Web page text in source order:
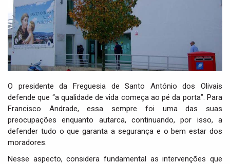
O presidente da Freguesia de Santo António dos Olivais
defende que “a qualidade de vida começa ao pé da porta”. Para
Francisco Andrade, essa sempre foi uma das suas
preocupações enquanto autarca, continuando, por isso, a
defender tudo o que garanta a segurança e o bem estar dos
moradores.
Nesse aspecto, considera fundamental as intervenções que